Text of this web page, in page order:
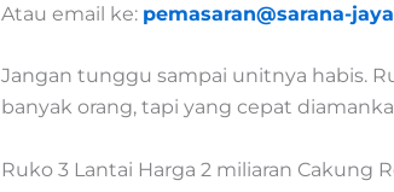
Atau email ke: pemasaran@sarana-
Jangan tunggu sampai unitnya habis.
banyak orang, tapi yang cepat
Ruko 3 Lantai Harga 2 miliaran Cakung